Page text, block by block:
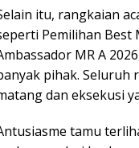
itu, rangkaian
Pemilihan Best
MR A
pihak. Seluruh
dan eksekusi
tamu